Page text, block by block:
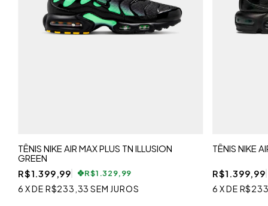
TÊNIS NIKE AIR MAX PLUS TN ILLUSION
GREEN
R$1.399,99
R$1.329,99
6 XDE R$233,33 SEM JUROS
TÊNIS NIKE
R$1.399,99
6 XDE